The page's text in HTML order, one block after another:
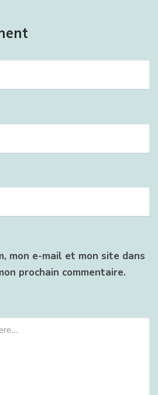
mon e-mail et mon site dans
prochain commentaire.